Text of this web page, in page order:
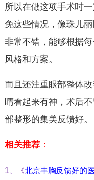
所以在做这项手术时
免这些情况，像珠儿
非常不错，能够根据
风格和方案。
而且还注重眼部整体
睛看起来有神，术后
部整形的集美反馈好。
相关推荐：
1、《北京丰胸反馈好的